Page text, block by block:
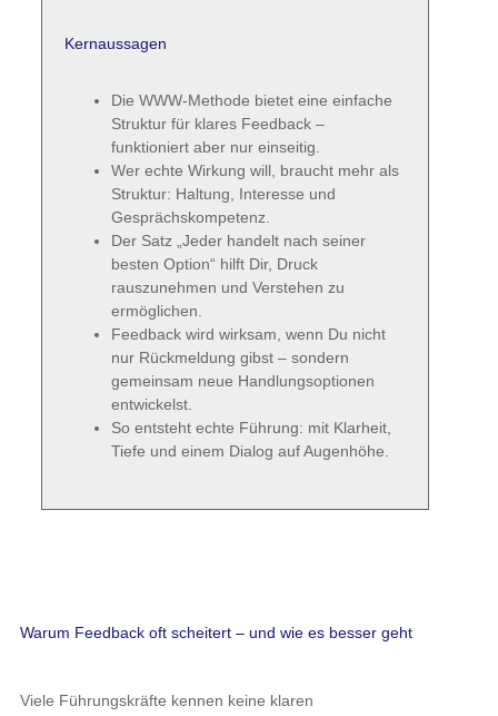
Kernaussagen
Die WWW-Methode bietet eine einfache
Struktur für klares Feedback –
funktioniert aber nur einseitig.
Wer echte Wirkung will, braucht mehr als
Struktur: Haltung, Interesse und
Gesprächskompetenz.
Der Satz „Jeder handelt nach seiner
besten Option“ hilft Dir, Druck
rauszunehmen und Verstehen zu
ermöglichen.
Feedback wird wirksam, wenn Du nicht
nur Rückmeldung gibst – sondern
gemeinsam neue Handlungsoptionen
entwickelst.
So entsteht echte Führung: mit Klarheit,
Tiefe und einem Dialog auf Augenhöhe.
Warum Feedback oft scheitert – und wie es besser geht
Viele Führungskräfte kennen keine klaren